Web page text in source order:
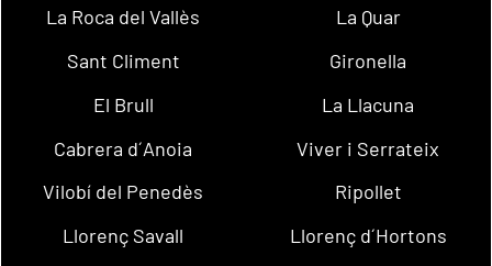
La Roca del Vallès
La Quar
Sant Climent
Gironella
El Brull
La Llacuna
Cabrera d´Anoia
Viver i Serrateix
Vilobí del Penedès
Ripollet
Llorenç Savall
Llorenç d´Hortons